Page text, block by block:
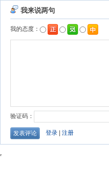
我来说两句
我的态度：
验证码：
登录 注册